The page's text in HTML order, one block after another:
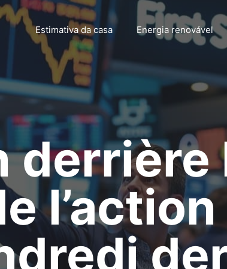
Estimativa da casa Energia renovável
derrière